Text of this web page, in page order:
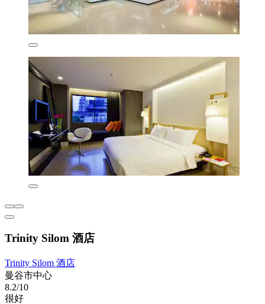
Trinity Silom 酒店
Trinity Silom 酒店
曼谷市中心
8.2/10
很好